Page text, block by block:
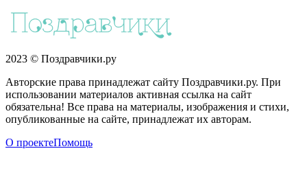
2023 © Поздравчики.ру
Авторские права принадлежат сайту Поздравчики.ру. При
использовании материалов активная ссылка на сайт
обязательна! Все права на материалы, изображения и стихи,
опубликованные на сайте, принадлежат их авторам.
О проектеПомощь